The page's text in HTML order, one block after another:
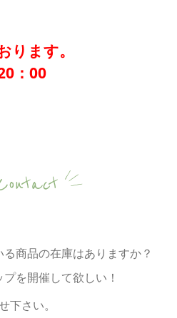
ります。
：00
商品の在庫はありますか？
を開催して欲しい！
下さい。